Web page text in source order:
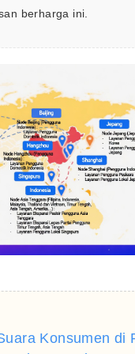
berharga ini.
Konsumen di